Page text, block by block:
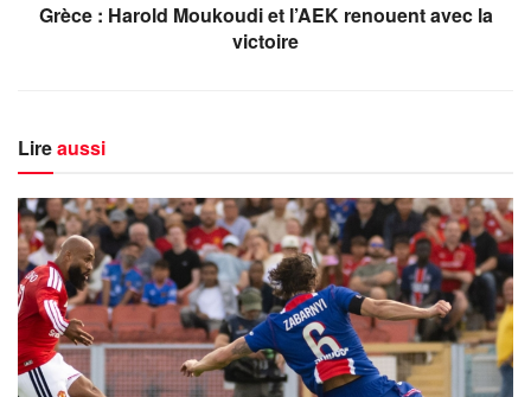
Grèce : Harold Moukoudi et l’AEK renouent avec la
victoire
Lireaussi